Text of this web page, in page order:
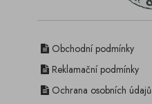
Obchodní podmínky
Reklamační podmínky
Ochrana osobních údajů